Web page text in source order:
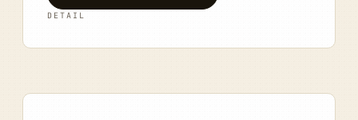
DETAIL